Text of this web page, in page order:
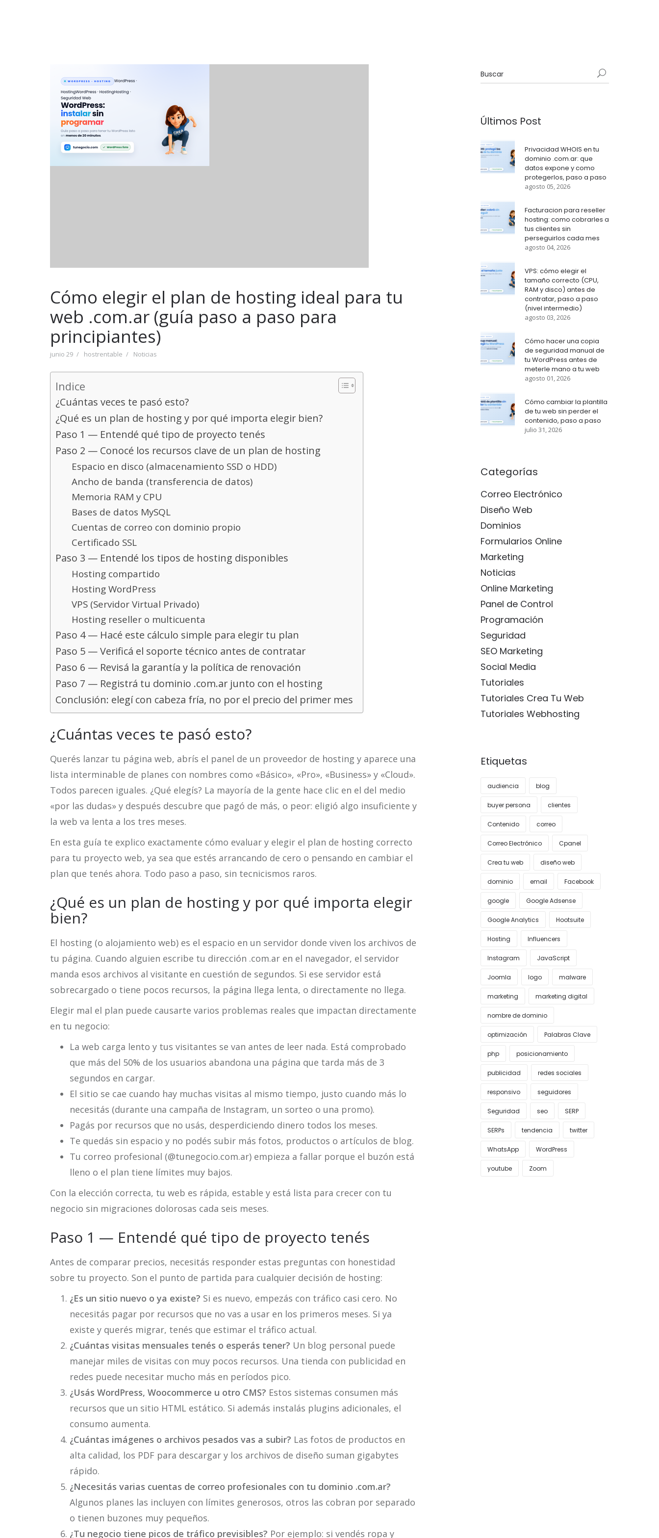
Cómo elegir el plan de hosting ideal para tu
web .com.ar (guía paso a paso para
principiantes)
junio 29 hostrentable Noticias
Indice
¿Cuántas veces te pasó esto?
¿Qué es un plan de hosting y por qué importa elegir bien?
Paso 1 — Entendé qué tipo de proyecto tenés
Paso 2 — Conocé los recursos clave de un plan de hosting
Espacio en disco (almacenamiento SSD o HDD)
Ancho de banda (transferencia de datos)
Memoria RAM y CPU
Bases de datos MySQL
Cuentas de correo con dominio propio
Certificado SSL
Paso 3 — Entendé los tipos de hosting disponibles
Hosting compartido
Hosting WordPress
VPS (Servidor Virtual Privado)
Hosting reseller o multicuenta
Paso 4 — Hacé este cálculo simple para elegir tu plan
Paso 5 — Verificá el soporte técnico antes de contratar
Paso 6 — Revisá la garantía y la política de renovación
Paso 7 — Registrá tu dominio .com.ar junto con el hosting
Conclusión: elegí con cabeza fría, no por el precio del primer mes
¿Cuántas veces te pasó esto?
Querés lanzar tu página web, abrís el panel de un proveedor de hosting y aparece una
lista interminable de planes con nombres como «Básico», «Pro», «Business» y «Cloud».
Todos parecen iguales. ¿Qué elegís? La mayoría de la gente hace clic en el del medio
«por las dudas» y después descubre que pagó de más, o peor: eligió algo insuficiente y
la web va lenta a los tres meses.
En esta guía te explico exactamente cómo evaluar y elegir el plan de hosting correcto
para tu proyecto web, ya sea que estés arrancando de cero o pensando en cambiar el
plan que tenés ahora. Todo paso a paso, sin tecnicismos raros.
¿Qué es un plan de hosting y por qué importa elegir
bien?
El hosting (o alojamiento web) es el espacio en un servidor donde viven los archivos de
tu página. Cuando alguien escribe tu dirección .com.ar en el navegador, el servidor
manda esos archivos al visitante en cuestión de segundos. Si ese servidor está
sobrecargado o tiene pocos recursos, la página llega lenta, o directamente no llega.
Elegir mal el plan puede causarte varios problemas reales que impactan directamente
en tu negocio:
La web carga lento y tus visitantes se van antes de leer nada. Está comprobado
que más del 50% de los usuarios abandona una página que tarda más de 3
segundos en cargar.
El sitio se cae cuando hay muchas visitas al mismo tiempo, justo cuando más lo
necesitás (durante una campaña de Instagram, un sorteo o una promo).
Pagás por recursos que no usás, desperdiciendo dinero todos los meses.
Te quedás sin espacio y no podés subir más fotos, productos o artículos de blog.
Tu correo profesional (@tunegocio.com.ar) empieza a fallar porque el buzón está
lleno o el plan tiene límites muy bajos.
Con la elección correcta, tu web es rápida, estable y está lista para crecer con tu
negocio sin migraciones dolorosas cada seis meses.
Paso 1 — Entendé qué tipo de proyecto tenés
Antes de comparar precios, necesitás responder estas preguntas con honestidad
sobre tu proyecto. Son el punto de partida para cualquier decisión de hosting:
¿Es un sitio nuevo o ya existe? Si es nuevo, empezás con tráfico casi cero. No
necesitás pagar por recursos que no vas a usar en los primeros meses. Si ya
existe y querés migrar, tenés que estimar el tráfico actual.
¿Cuántas visitas mensuales tenés o esperás tener? Un blog personal puede
manejar miles de visitas con muy pocos recursos. Una tienda con publicidad en
redes puede necesitar mucho más en períodos pico.
¿Usás WordPress, Woocommerce u otro CMS? Estos sistemas consumen más
recursos que un sitio HTML estático. Si además instalás plugins adicionales, el
consumo aumenta.
¿Cuántas imágenes o archivos pesados vas a subir? Las fotos de productos en
alta calidad, los PDF para descargar y los archivos de diseño suman gigabytes
rápido.
¿Necesitás varias cuentas de correo profesionales con tu dominio .com.ar?
Algunos planes las incluyen con límites generosos, otros las cobran por separado
o tienen buzones muy pequeños.
¿Tu negocio tiene picos de tráfico previsibles? Por ejemplo: si vendés ropa y
Últimos Post
Privacidad WHOIS en tu
dominio .com.ar: que
datos expone y como
protegerlos, paso a paso
agosto 05, 2026
Facturacion para reseller
hosting: como cobrarles a
tus clientes sin
perseguirlos cada mes
agosto 04, 2026
VPS: cómo elegir el
tamaño correcto (CPU,
RAM y disco) antes de
contratar, paso a paso
(nivel intermedio)
agosto 03, 2026
Cómo hacer una copia
de seguridad manual de
tu WordPress antes de
meterle mano a tu web
agosto 01, 2026
Cómo cambiar la plantilla
de tu web sin perder el
contenido, paso a paso
julio 31, 2026
Categorías
Correo Electrónico
Diseño Web
Dominios
Formularios Online
Marketing
Noticias
Online Marketing
Panel de Control
Programación
Seguridad
SEO Marketing
Social Media
Tutoriales
Tutoriales Crea Tu Web
Tutoriales Webhosting
Etiquetas
audiencia blog
buyer persona clientes
Contenido correo
Correo Electrónico Cpanel
Crea tu web diseño web
dominio email Facebook
google Google Adsense
Google Analytics Hootsuite
Hosting Influencers
Instagram JavaScript
Joomla logo malware
marketing marketing digital
nombre de dominio
optimización Palabras Clave
php posicionamiento
publicidad redes sociales
responsivo seguidores
Seguridad seo SERP
SERPs tendencia twitter
WhatsApp WordPress
youtube Zoom